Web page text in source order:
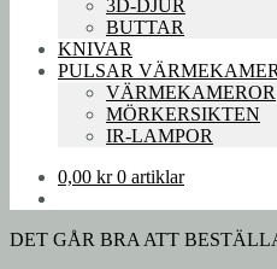
3D-DJUR
BUTTAR
KNIVAR
PULSAR
VÄRMEKAMEROR
MÖRKERSIKTEN
IR-LAMPOR
0,00 kr 0 artiklar
DET GÅR BRA ATT